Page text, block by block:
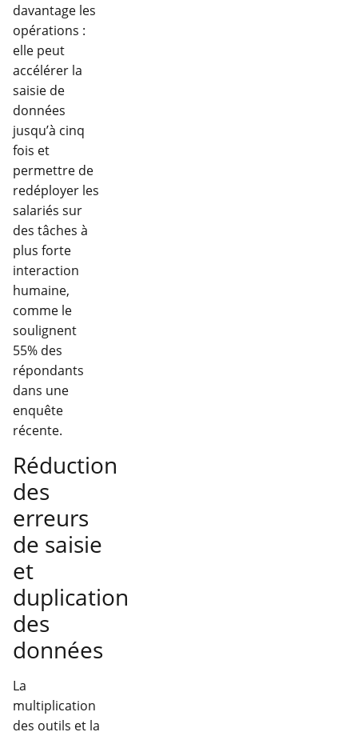
davantage les
opérations :
elle peut
accélérer la
saisie de
données
jusqu’à cinq
fois et
permettre de
redéployer les
salariés sur
des tâches à
plus forte
interaction
humaine,
comme le
soulignent
55% des
répondants
dans une
enquête
récente.
Réduction
des
erreurs
de saisie
et
duplication
des
données
La
multiplication
des outils et la